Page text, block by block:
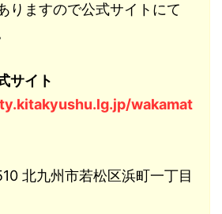
りますので公式サイトにて
サイト
wakamat
北九州市若松区浜町一丁目